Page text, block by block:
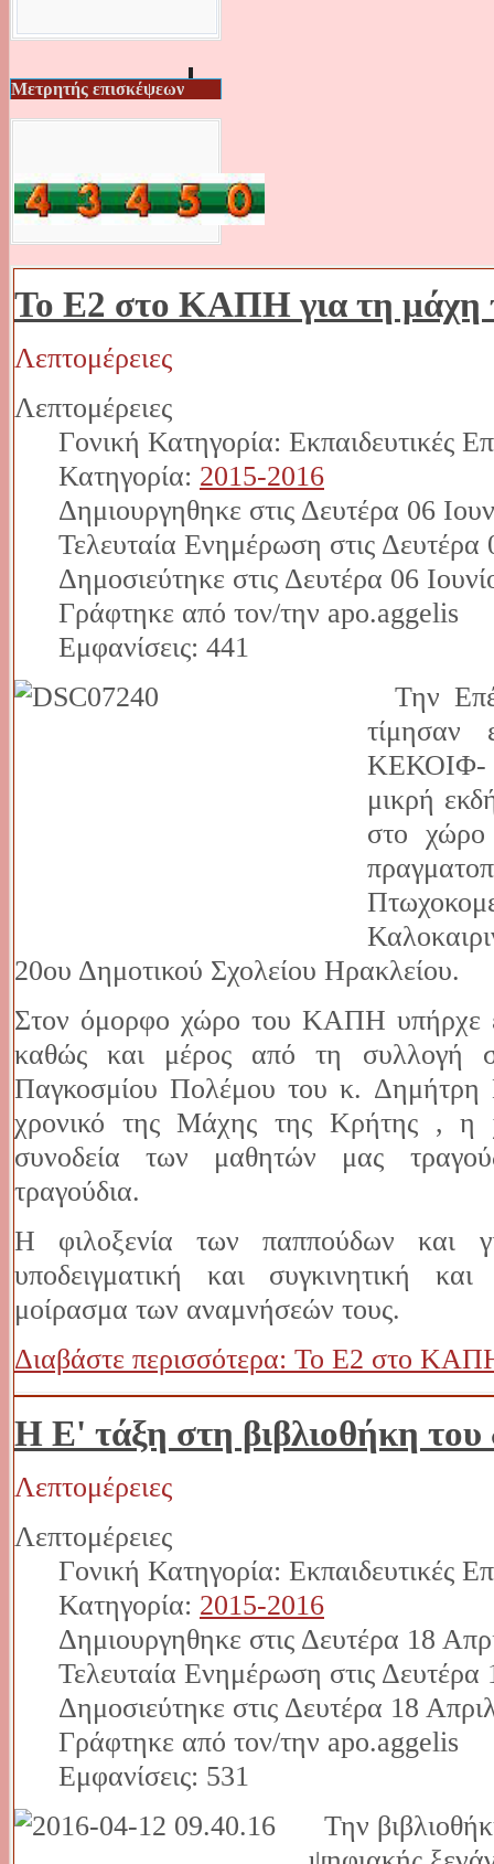
Μετρητής επισκέψεων
Το Ε2 στο ΚΑΠΗ για τη μάχη
Λεπτομέρειες
Λεπτομέρειες
Γονική Κατηγορία: Εκπαιδευτικές
Κατηγορία: 2015-2016
Δημιουργηθηκε στις Δευτέρα 06
Τελευταία Ενημέρωση στις Δευτέρα
Δημοσιεύτηκε στις Δευτέρα 06
Γράφτηκε από τον/την apo.aggelis
Εμφανίσεις: 441
Την
τίμησαν
ΚΕΚΟΙΦ-
μικρή
στο
20ου Δημοτικού Σχολείου Ηρακλείου.
Στον όμορφο χώρο του ΚΑΠΗ υπήρχε
καθώς και μέρος από τη συλλογή
Παγκοσμίου Πολέμου του κ. Δημήτρη
χρονικό της Μάχης της Κρήτης ,
συνοδεία των μαθητών μας
τραγούδια.
Η φιλοξενία των παππούδων και
υποδειγματική και συγκινητική
μοίρασμα των αναμνήσεών τους.
Διαβάστε περισσότερα: Το Ε2 στο
Η Ε' τάξη στη βιβλιοθήκη
Λεπτομέρειες
Λεπτομέρειες
Γονική Κατηγορία: Εκπαιδευτικές
Κατηγορία: 2015-2016
Δημιουργηθηκε στις Δευτέρα 18
Τελευταία Ενημέρωση στις
Δημοσιεύτηκε στις Δευτέρα 18
Γράφτηκε από τον/την apo.aggelis
Εμφανίσεις: 531
Την